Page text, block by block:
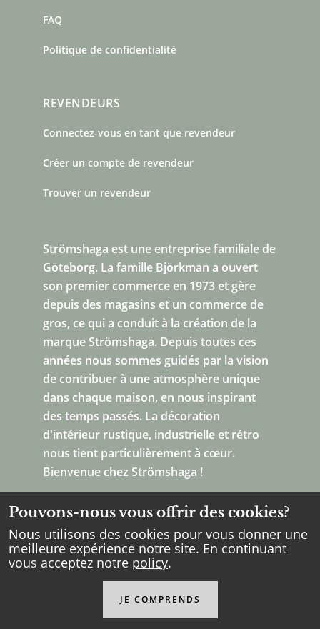
Strömshaga est une entreprise familiale de
Göteborg. La famille Björkman a ouvert
son premier commerce en 1973 et gère
depuis des magasins et un commerce de
gros, ce qui a conduit à la création de la
marque Strömshaga. Depuis toutes ces
années nous sommes guidés par la vision
de contribuer à une atmosphère unique
dans chaque maison, en nous inspirant
des temps passés. La décoration
d'intérieur rustique, industrielle et rétro
nous tient particulièrement à cœur.
Bienvenue chez Strömshaga !
FAQ
Politique de confidentialité
REVENDEURS
Connectez-vous en tant que revendeur
Créer un compte de revendeur
Trouver un revendeur
Copyright Strömshaga
Tous les droits réservés.
Pouvons-nous vous offrir des cookies?
Nous utilisons des cookies pour vous donner une
meilleure expérience notre site. En continuant
vous acceptez notre policy.
JE COMPRENDS